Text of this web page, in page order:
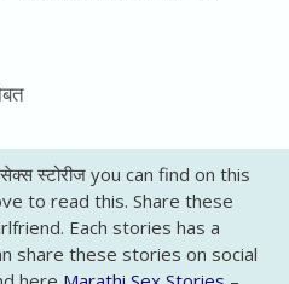
सेक्स स्टोरीज you can find on this
to read this. Share these
Each stories has a
share these stories on social